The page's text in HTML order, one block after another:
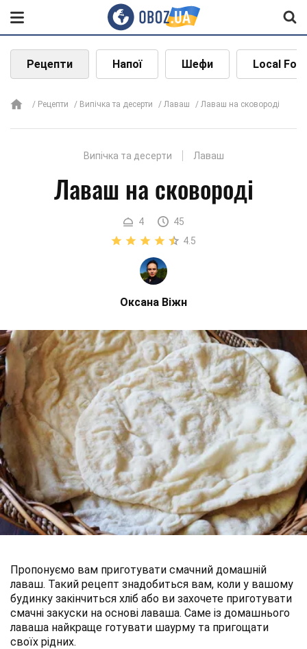
Рецепти Напої Шефи Local
Рецепти Випічка та десерти Лаваш Лаваш на сковороді
Випічка та десерти Лаваш
Лаваш на сковороді
4
45
4.5
Оксана Віжн
Пропонуємо вам приготувати смачний домашній
лаваш. Такий рецепт знадобиться вам, коли у вашому
будинку закінчиться хліб або ви захочете приготувати
смачні закуски на основі лаваша. Саме із домашнього
лаваша найкраще готувати шаурму та пригощати
своїх рідних.